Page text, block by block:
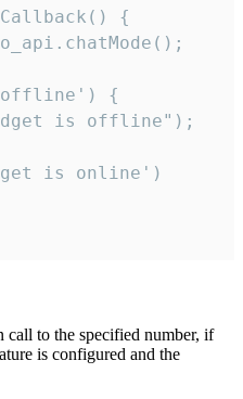
{
{
is offline");
is online')
call to the specified number, if
is configured and the